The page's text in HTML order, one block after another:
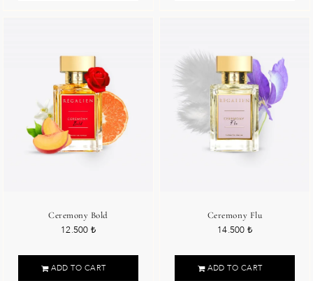
Ceremony Bold
12.500 ₺
ADD TO CART
Ceremony Flu
14.500 ₺
ADD TO CART